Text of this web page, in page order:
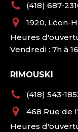
(418) 687-
1920, Léon-
Heures
Vendredi : 7h à
RIMOUSKI
(418) 543-
468 Rue de
Heures